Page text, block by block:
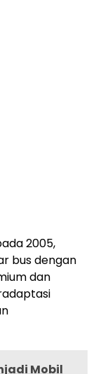
2005,
bus dengan
dan
Mobil